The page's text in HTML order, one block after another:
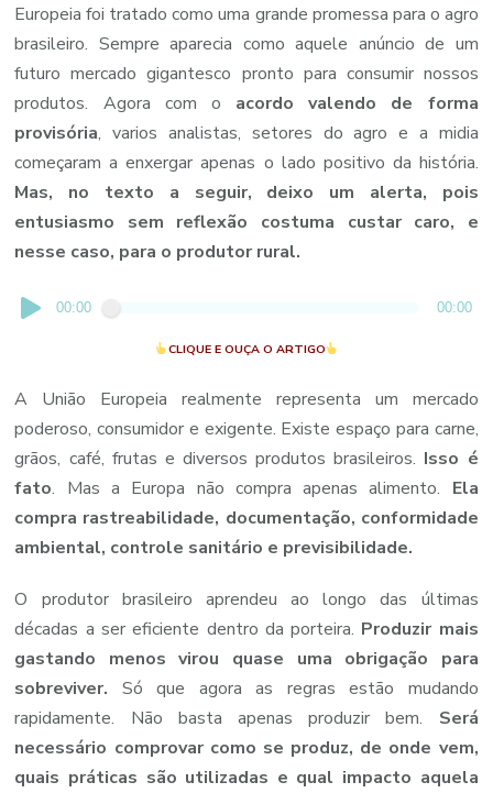
Europeia foi tratado como uma grande promessa para o agro
brasileiro. Sempre aparecia como aquele anúncio de um
futuro mercado gigantesco pronto para consumir nossos
produtos. Agora com o acordo valendo de forma
provisória, varios analistas, setores do agro e a midia
começaram a enxergar apenas o lado positivo da história.
Mas, no texto a seguir, deixo um alerta, pois
entusiasmo sem reflexão costuma custar caro, e
nesse caso, para o produtor rural.
Tocador
00:00 00:00
CLIQUE E OUÇA O ARTIGO
A União Europeia realmente representa um mercado
poderoso, consumidor e exigente. Existe espaço para carne,
grãos, café, frutas e diversos produtos brasileiros. Isso é
fato. Mas a Europa não compra apenas alimento. Ela
compra rastreabilidade, documentação, conformidade
ambiental, controle sanitário e previsibilidade.
O produtor brasileiro aprendeu ao longo das últimas
décadas a ser eficiente dentro da porteira. Produzir mais
gastando menos virou quase uma obrigação para
sobreviver. Só que agora as regras estão mudando
rapidamente. Não basta apenas produzir bem. Será
necessário comprovar como se produz, de onde vem,
quais práticas são utilizadas e qual impacto aquela